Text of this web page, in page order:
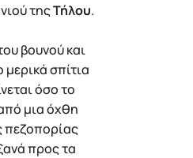
τηςΤήλου.
βουνού και
σπίτια
όσο το
μια όχθη
πεζοπορίας
προς τα